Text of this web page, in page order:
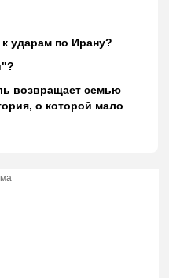
ударам по Ирану?
возвращает семью
о которой мало